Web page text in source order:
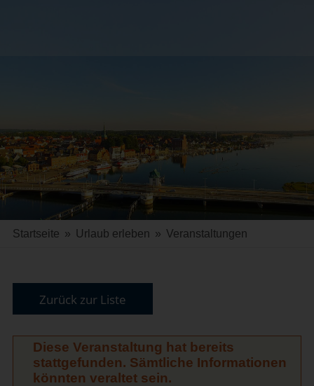
Startseite » Urlaub erleben » Veranstaltungen
Zurück zur Liste
Diese Veranstaltung hat bereits
stattgefunden. Sämtliche Informationen
könnten veraltet sein.